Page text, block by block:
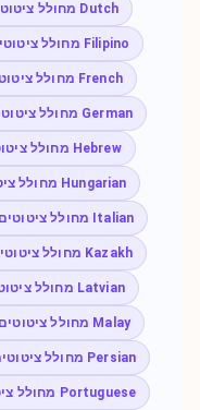
מחולל ציטוטים ב Dutch
מחולל ציטוטים ב Filipino
מחולל ציטוטים ב French
מחולל ציטוטים ב German
מחולל ציטוטים ב Hebrew
מחולל ציטוטים ב Hungarian
מחולל ציטוטים ב Italian
מחולל ציטוטים ב Kazakh
מחולל ציטוטים ב Latvian
מחולל ציטוטים ב Malay
מחולל ציטוטים ב Persian
מחולל ציטוטים ב Portuguese